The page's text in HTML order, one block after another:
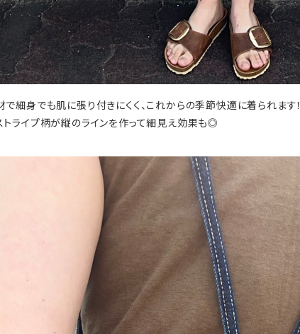
で細身でも肌に張り付きにくく、これからの季節快適に着られます！
トライプ柄が縦のラインを作って細見え効果も◎